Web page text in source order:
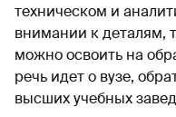
техническом и
внимании к деталям,
можно освоить на
речь идет о вузе,
высших учебных